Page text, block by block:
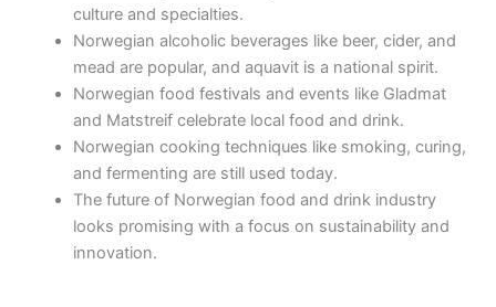
culture and specialties.
Norwegian alcoholic beverages like beer, cider, and
mead are popular, and aquavit is a national spirit.
Norwegian food festivals and events like Gladmat
and Matstreif celebrate local food and drink.
Norwegian cooking techniques like smoking, curing,
and fermenting are still used today.
The future of Norwegian food and drink industry
looks promising with a focus on sustainability and
innovation.